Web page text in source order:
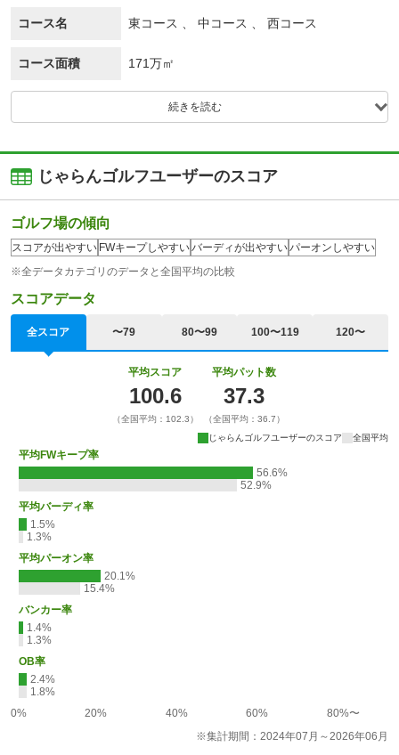
コース名 東コース 、 中コース 、 西コース
コース面積 171万㎡
続きを読む
じゃらんゴルフユーザーのスコア
ゴルフ場の傾向
スコアが出やすい FWキープしやすいバーディが出やすいパーオンしやすい
※全データカテゴリのデータと全国平均の比較
スコアデータ
全スコア 〜79 80〜99 100〜119 120〜
平均スコア
100.6
（全国平均：102.3）
平均パット数
37.3
（全国平均：36.7）
じゃらんゴルフユーザーのスコア
全国平均
平均FWキープ率
56.6%
52.9%
平均バーディ率
1.5%
1.3%
平均パーオン率
20.1%
15.4%
バンカー率
1.4%
1.3%
OB率
2.4%
1.8%
0%
20% 40% 60%
80%〜
※集計期間：2024年07月～2026年06月